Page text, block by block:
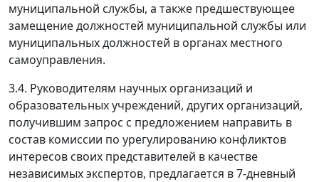
муниципальной службы, а также предшествующее
замещение должностей муниципальной службы или
муниципальных должностей в органах местного
самоуправления.
3.4. Руководителям научных организаций и
образовательных учреждений, других организаций,
получившим запрос с предложением направить в
состав комиссии по урегулированию конфликтов
интересов своих представителей в качестве
независимых экспертов, предлагается в 7-дневный